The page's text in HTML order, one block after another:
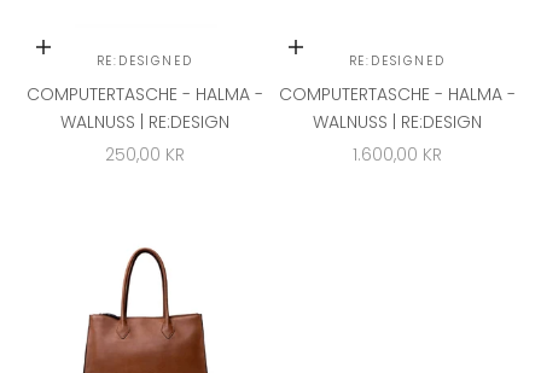
In den Warenkorb
RE:DESIGNED
COMPUTERTASCHE - HALMA -
WALNUSS | RE:DESIGN
ANGEBOT
250,00 KR
In den Warenkorb
RE:DESIGNED
COMPUTERTASCHE - HALMA -
WALNUSS | RE:DESIGN
ANGEBOT
1.600,00 KR